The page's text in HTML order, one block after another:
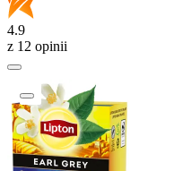
4.9
z 12 opinii